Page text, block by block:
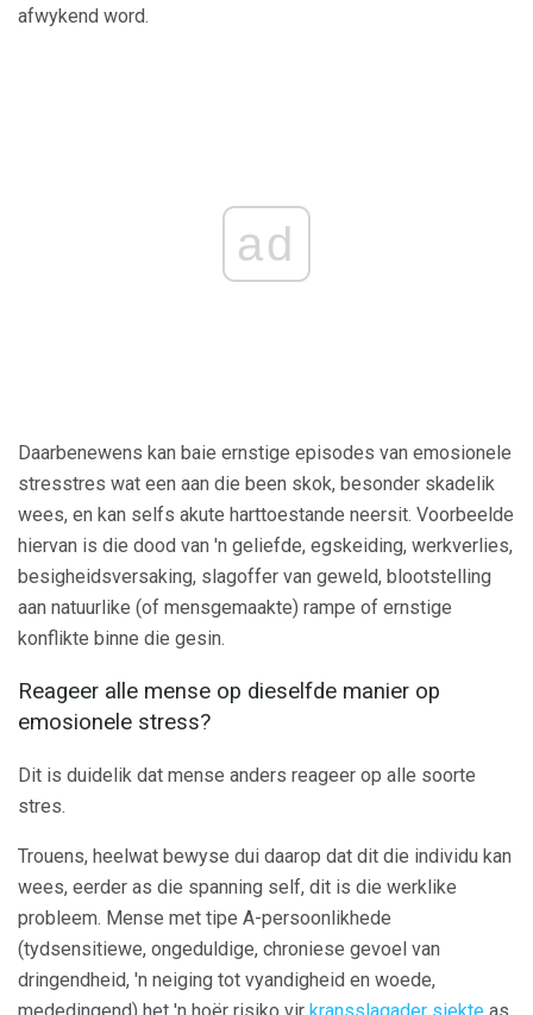
afwykend word.
ad
Daarbenewens kan baie ernstige episodes van emosionele
stresstres wat een aan die been skok, besonder skadelik
wees, en kan selfs akute harttoestande neersit. Voorbeelde
hiervan is die dood van 'n geliefde, egskeiding, werkverlies,
besigheidsversaking, slagoffer van geweld, blootstelling
aan natuurlike (of mensgemaakte) rampe of ernstige
konflikte binne die gesin.
Reageer alle mense op dieselfde manier op
emosionele stress?
Dit is duidelik dat mense anders reageer op alle soorte
stres.
Trouens, heelwat bewyse dui daarop dat dit die individu kan
wees, eerder as die spanning self, dit is die werklike
probleem. Mense met tipe A-persoonlikhede
(tydsensitiewe, ongeduldige, chroniese gevoel van
dringendheid, 'n neiging tot vyandigheid en woede,